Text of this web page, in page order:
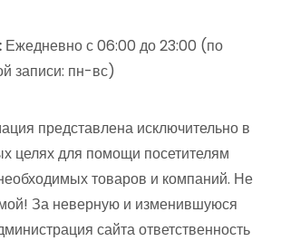
Ежедневно с 06:00 до 23:00 (по
записи: пн-вс)
представлена исключительно в
целях для помощи посетителям
товаров и компаний. Не
За неверную и изменившуюся
сайта ответственность